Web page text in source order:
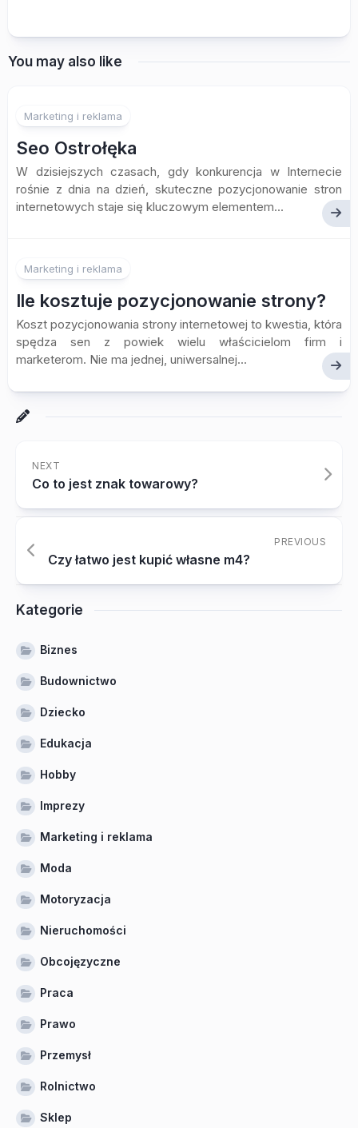
You may also like
Marketing i reklama
Seo Ostrołęka
W dzisiejszych czasach, gdy konkurencja w Internecie
rośnie z dnia na dzień, skuteczne pozycjonowanie stron
internetowych staje się kluczowym elementem...
Marketing i reklama
Ile kosztuje pozycjonowanie strony?
Koszt pozycjonowania strony internetowej to kwestia, która
spędza sen z powiek wielu właścicielom firm i
marketerom. Nie ma jednej, uniwersalnej...
NEXT
Co to jest znak towarowy?
PREVIOUS
Czy łatwo jest kupić własne m4?
Kategorie
Biznes
Budownictwo
Dziecko
Edukacja
Hobby
Imprezy
Marketing i reklama
Moda
Motoryzacja
Nieruchomości
Obcojęzyczne
Praca
Prawo
Przemysł
Rolnictwo
Sklep